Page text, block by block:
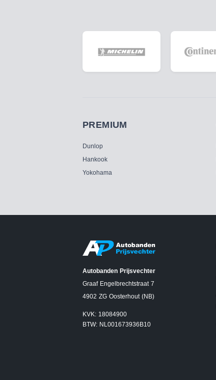
PREMIUM
Dunlop
Hankook
Yokohama
Autobanden Prijsvechter
Graaf Engelbrechtstraat 7
4902 ZG Oosterhout (NB)
KVK: 18084900
BTW: NL001673936B10